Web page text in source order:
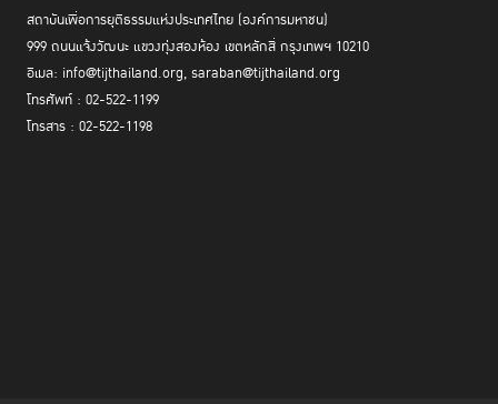
สถาบันเพื่อการยุติธรรมแห่งประเทศไทย (องค์การมหาชน)
999 ถนนแจ้งวัฒนะ แขวงทุ่งสองห้อง เขตหลักสี่ กรุงเทพฯ 10210
อีเมล: info@tijthailand.org, saraban@tijthailand.org
โทรศัพท์ : 02-522-1199
โทรสาร : 02-522-1198